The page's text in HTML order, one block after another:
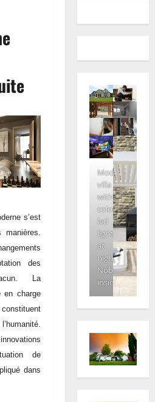
s’est
des
La
en charge
de
dans
Modern
villa
with
colored
led
lights
at
night.
Nobody
inside